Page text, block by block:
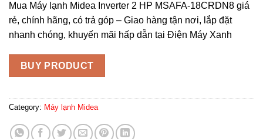
Mua Máy lạnh Midea Inverter 2 HP MSAFA-18CRDN8 giá
rẻ, chính hãng, có trả góp – Giao hàng tận nơi, lắp đặt
nhanh chóng, khuyến mãi hấp dẫn tại Điện Máy Xanh
BUY PRODUCT
Category: Máy lạnh Midea